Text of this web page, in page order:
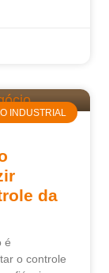
INDUSTRIAL
da
é
o controle